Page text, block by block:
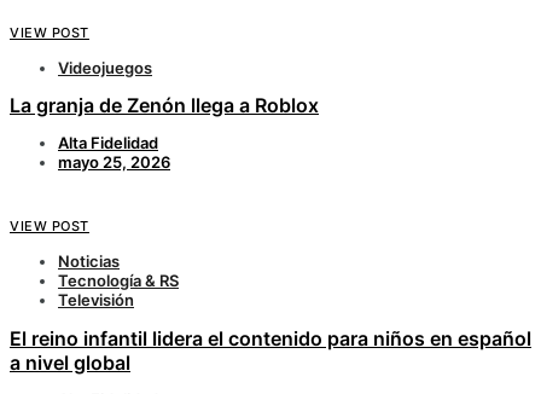
VIEW POST
Videojuegos
La granja de Zenón llega a Roblox
Alta Fidelidad
mayo 25, 2026
VIEW POST
Noticias
Tecnología & RS
Televisión
El reino infantil lidera el contenido para niños en español
a nivel global